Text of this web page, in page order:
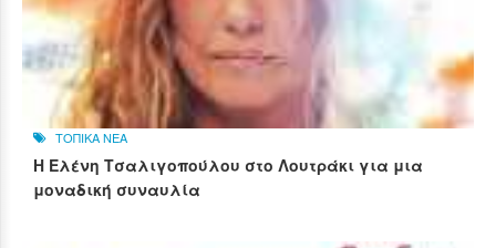
ΤΟΠΙΚΑ ΝΕΑ
Η Ελένη Τσαλιγοπούλου στο Λουτράκι για μια
μοναδική συναυλία